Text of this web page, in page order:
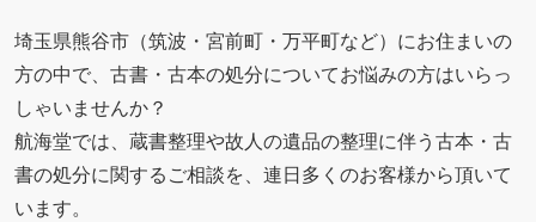
埼玉県熊谷市（筑波・宮前町・万平町など）にお住まいの
方の中で、古書・古本の処分についてお悩みの方はいらっ
しゃいませんか？
航海堂では、蔵書整理や故人の遺品の整理に伴う古本・古
書の処分に関するご相談を、連日多くのお客様から頂いて
います。